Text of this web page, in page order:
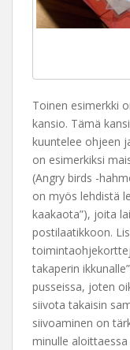
Toinen esimerkki
kansio. Tämä
kuuntelee ohjeen
on esimerkiksi
(Angry birds -
on myös lehdistä
kaakaota”), joita
postilaatikkoon.
takaperin
pusseissa, joten
siivota takaisin
siivoaminen on
minulle